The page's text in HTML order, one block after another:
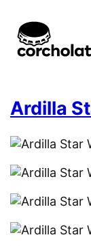
Ardilla